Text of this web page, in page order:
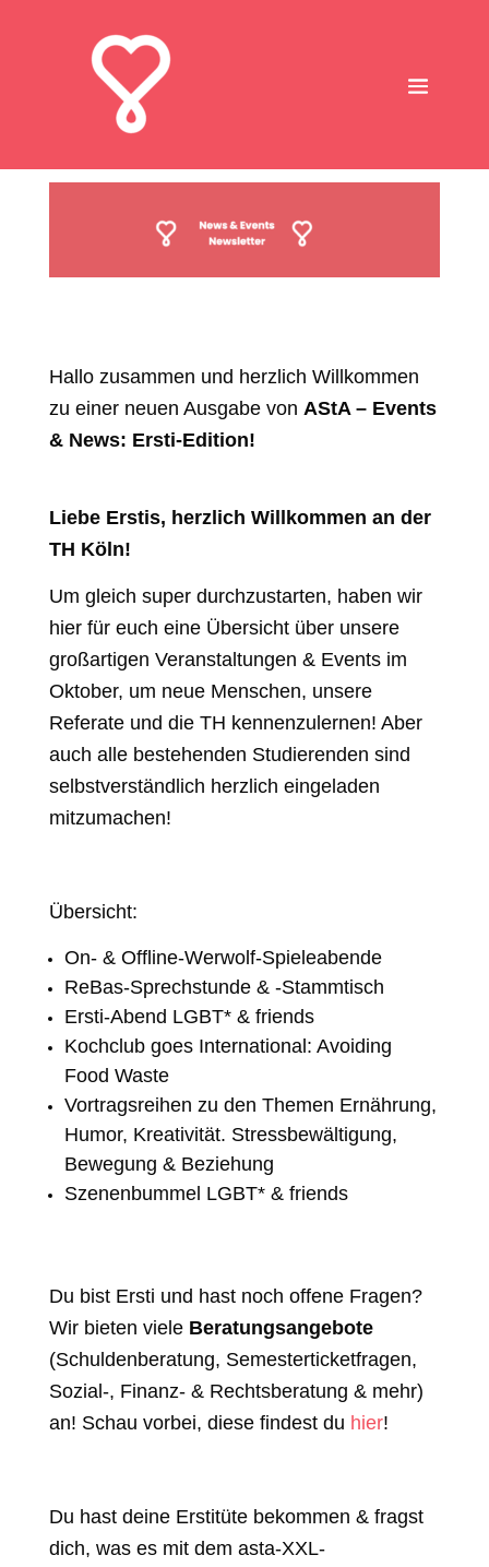
Hallo zusammen und herzlich Willkommen
zu einer neuen Ausgabe von AStA – Events
& News: Ersti-Edition!
Liebe Erstis, herzlich Willkommen an der
TH Köln!
Um gleich super durchzustarten, haben wir
hier für euch eine Übersicht über unsere
großartigen Veranstaltungen & Events im
Oktober, um neue Menschen, unsere
Referate und die TH kennenzulernen! Aber
auch alle bestehenden Studierenden sind
selbstverständlich herzlich eingeladen
mitzumachen!
Übersicht:
On- & Offline-Werwolf-Spieleabende
ReBas-Sprechstunde & -Stammtisch
Ersti-Abend LGBT* & friends
Kochclub goes International: Avoiding
Food Waste
Vortragsreihen zu den Themen Ernährung,
Humor, Kreativität. Stressbewältigung,
Bewegung & Beziehung
Szenenbummel LGBT* & friends
Du bist Ersti und hast noch offene Fragen?
Wir bieten viele Beratungsangebote
(Schuldenberatung, Semesterticketfragen,
Sozial-, Finanz- & Rechtsberatung & mehr)
an! Schau vorbei, diese findest du hier!
Du hast deine Erstitüte bekommen & fragst
dich, was es mit dem asta-XXL-